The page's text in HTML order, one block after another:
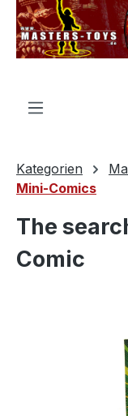
springen
Kategorien
Mini-Comics
The
Comic